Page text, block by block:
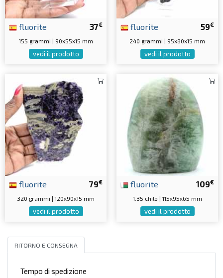
37€
fluorite
155 grammi | 90x55x15 mm
vedi il prodotto
59€
fluorite
240 grammi | 95x80x15 mm
vedi il prodotto
79€
fluorite
320 grammi | 120x90x15 mm
vedi il prodotto
109€
fluorite
1.35 chilo | 115x95x65 mm
vedi il prodotto
RITORNO E CONSEGNA
Tempo di spedizione